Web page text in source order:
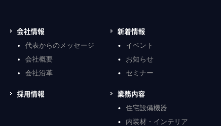
会社情報
代表からのメッセージ
会社概要
会社沿革
新着情報
イベント
お知らせ
セミナー
採用情報 業務内容
住宅設備機器
内装材・インテリア